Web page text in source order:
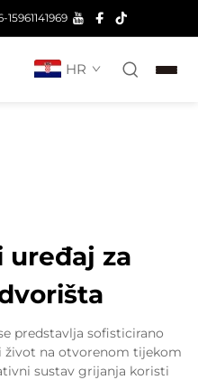
15961141969
HR
uređaj za
predstavlja sofisticirano
život na otvorenom tijekom
sustav grijanja koristi